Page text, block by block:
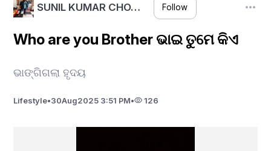
SUNIL KUMAR CHO… Follow
Who are you Brother ଭାଇ ତୁମେ କିଏ
ଭାଙ୍ଗିଗଲା ହୃଦୟ
Lifestyle•30Aug2025 3:51 PM• 126